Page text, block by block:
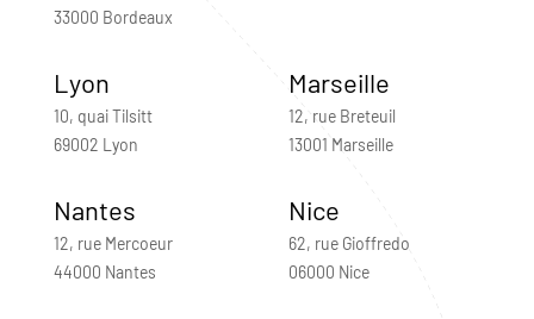
33000 Bordeaux
Lyon
10, quai Tilsitt
69002 Lyon
Marseille
12, rue Breteuil
13001 Marseille
Nantes
12, rue Mercoeur
44000 Nantes
Nice
62, rue Gioffredo
06000 Nice